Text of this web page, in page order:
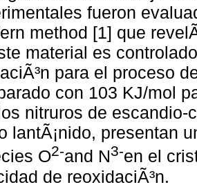
fueron
method [1] que
material es
para el proceso
con 103 KJ/mol
nitruros de
lantÃ¡nido, presentan
O2-and N3-en el
de reoxidaciÃ³n.